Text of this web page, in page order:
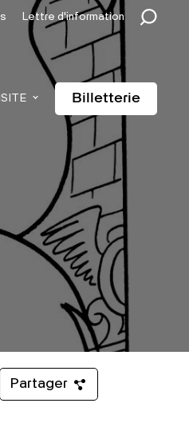
Billetterie
Lettre d'information
Partager